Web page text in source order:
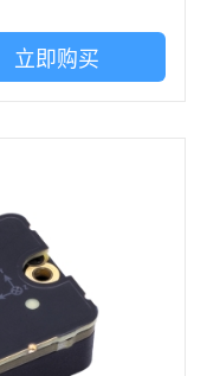
立即购买